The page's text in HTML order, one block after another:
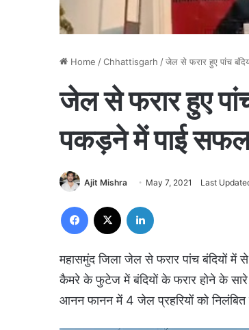
Home /Chhattisgarh /जेल से फरार हुए पांच
जेल से फरार हुए
पकड़ने में पाई
Ajit Mishra May 7, 2021 Last
Facebook
महासमुंद जिला जेल से फरार पांच बंदियों में
कैमरे के फुटेज में बंदियों के फरार होने के सारे
आनन फानन में 4 जेल प्रहरियों को निलंबित